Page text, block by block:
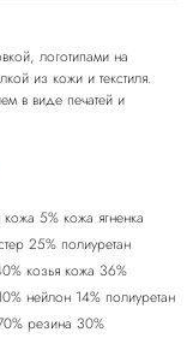
логотипами на
из кожи и текстиля.
в виде печатей и
кожа 5% кожа ягненка
25% полиуретан
козья кожа 36%
нейлон 14% полиуретан
резина 30%